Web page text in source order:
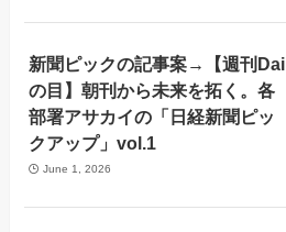
新聞ピックの記事案→【週刊Dai
の目】朝刊から未来を拓く。各
部署アサカイの「日経新聞ピッ
クアップ」vol.1
June 1, 2026